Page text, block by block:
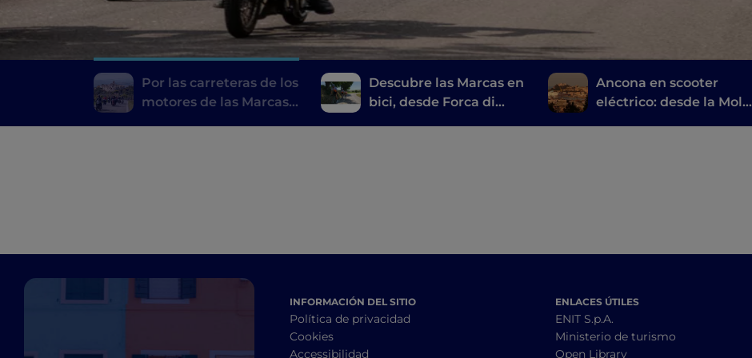
Por las carreteras de los
motores de las Marcas:
Descubre las Marcas en
bici, desde Forca di
Ancona en scooter
eléctrico: desde la Mole
INFORMACIÓN DEL SITIO
Política de privacidad
Cookies
Accessibilidad
ENLACES ÚTILES
ENIT S.p.A.
Ministerio de turismo
Open Library